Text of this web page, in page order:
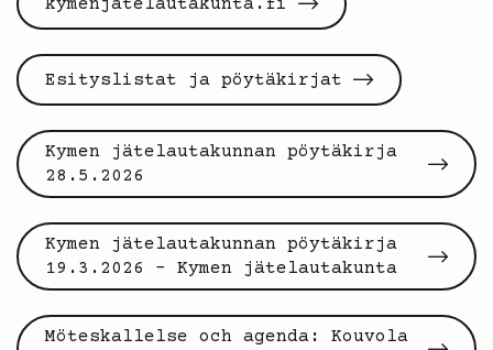
Esityslistat ja pöytäkirjat
Kymen jätelautakunnan pöytäkirja
28.5.2026
Kymen jätelautakunnan pöytäkirja
19.3.2026 - Kymen jätelautakunta
Möteskallelse och agenda: Kouvola